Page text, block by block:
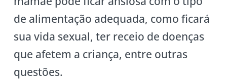
de alimentação adequada, como ficará
sua vida sexual, ter receio de doenças
que afetem a criança, entre outras
questões.